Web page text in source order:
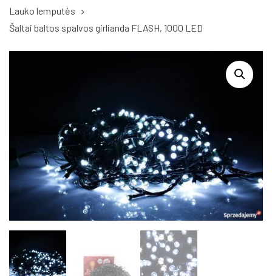
Lauko lemputės
Šaltai baltos spalvos girlianda FLASH, 1000 LED